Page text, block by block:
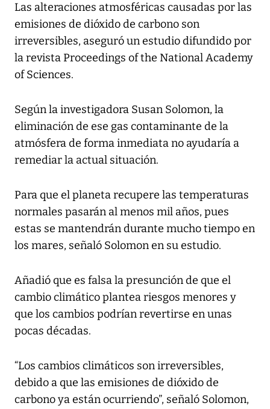
Las alteraciones atmosféricas causadas por las
emisiones de dióxido de carbono son
irreversibles, aseguró un estudio difundido por
la revista Proceedings of the National Academy
of Sciences.
Según la investigadora Susan Solomon, la
eliminación de ese gas contaminante de la
atmósfera de forma inmediata no ayudaría a
remediar la actual situación.
Para que el planeta recupere las temperaturas
normales pasarán al menos mil años, pues
estas se mantendrán durante mucho tiempo en
los mares, señaló Solomon en su estudio.
Añadió que es falsa la presunción de que el
cambio climático plantea riesgos menores y
que los cambios podrían revertirse en unas
pocas décadas.
“Los cambios climáticos son irreversibles,
debido a que las emisiones de dióxido de
carbono ya están ocurriendo”, señaló Solomon,